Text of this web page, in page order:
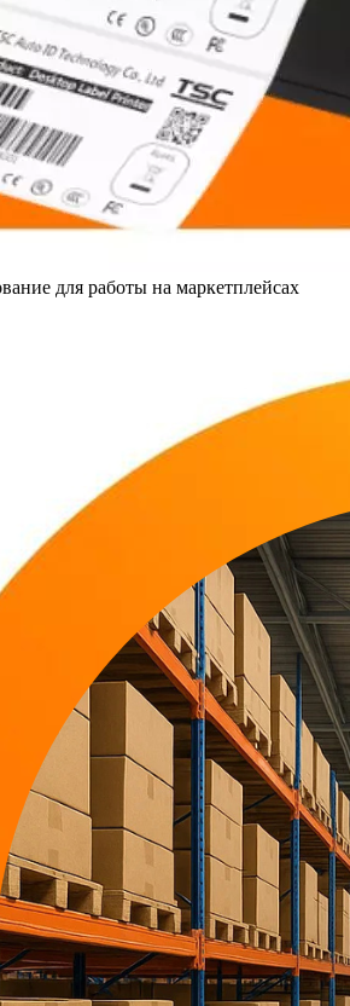
для работы на маркетплейсах